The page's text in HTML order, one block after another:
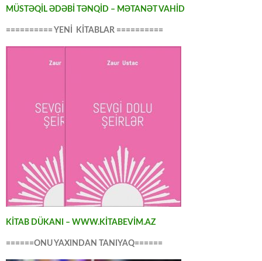
MÜSTƏQİL ƏDƏBİ TƏNQİD – MƏTANƏT VAHİD
========== YENİ KİTABLAR ==========
KİTAB DÜKANI – WWW.KİTABEVİM.AZ
======ONU YAXINDAN TANIYAQ======